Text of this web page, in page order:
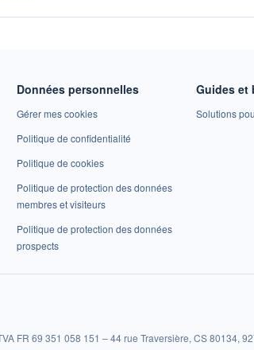
Données personnelles
Gérer mes cookies
Politique de confidentialité
Politique de cookies
Politique de protection des données
membres et visiteurs
Politique de protection des données
prospects
Guides et
Solutions
FR 69 351 058 151 – 44 rue Traversière, CS 80134,